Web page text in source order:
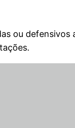
ou defensivos